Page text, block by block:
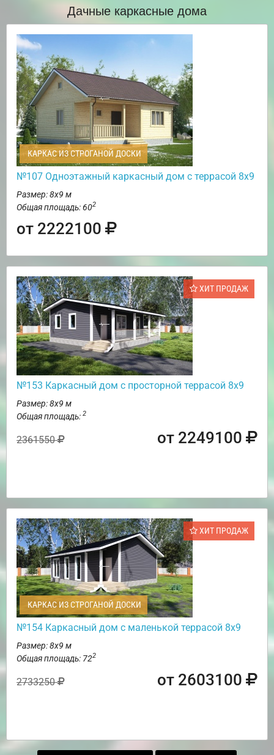
Дачные каркасные дома
КАРКАС ИЗ СТРОГАНОЙ ДОСКИ
№107 Одноэтажный каркасный дом с террасой 8х9
Размер: 8х9 м
Общая площадь: 602
от 2222100
ХИТ ПРОДАЖ
№153 Каркасный дом с просторной террасой 8х9
Размер: 8х9 м
Общая площадь: 2
2361550 от 2249100
ХИТ ПРОДАЖ
КАРКАС ИЗ СТРОГАНОЙ ДОСКИ
№154 Каркасный дом с маленькой террасой 8х9
Размер: 8х9 м
Общая площадь: 722
2733250 от 2603100